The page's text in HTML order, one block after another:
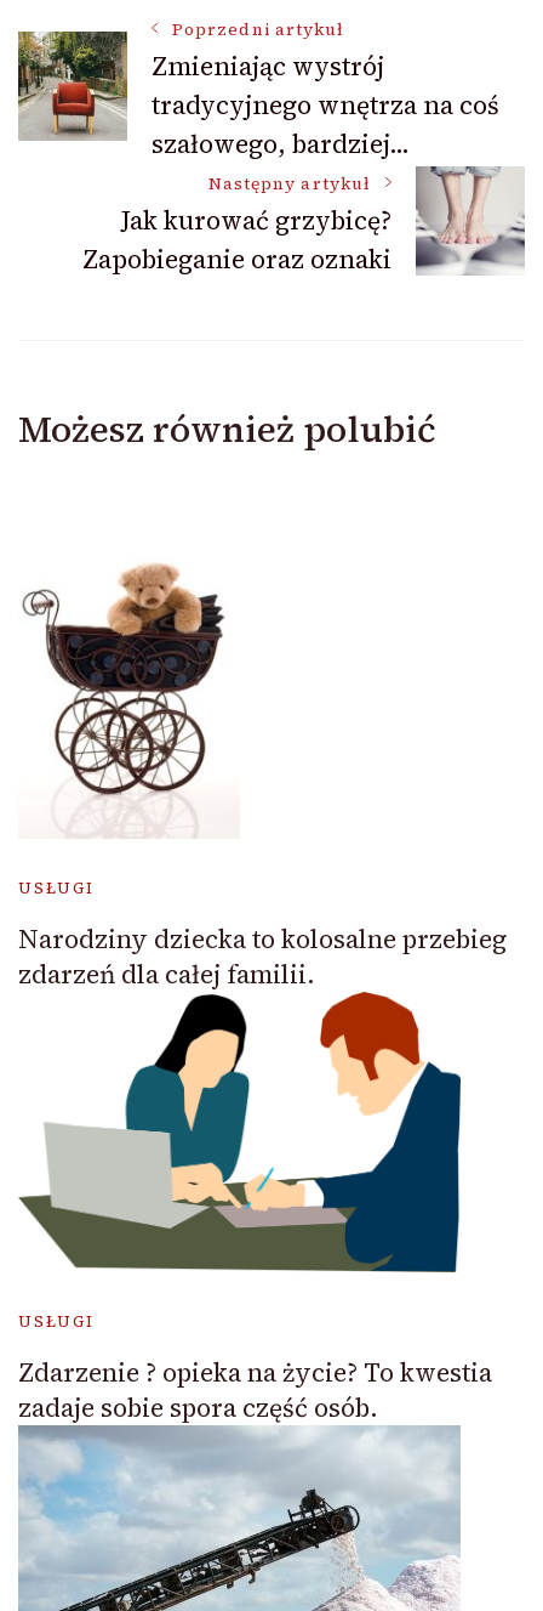
Nawigacja
wpisu
Poprzedni artykuł
Zmieniając wystrój
tradycyjnego wnętrza na coś
szałowego, bardziej…
Następny artykuł
Jak kurować grzybicę?
Zapobieganie oraz oznaki
Możesz również polubić
USŁUGI
Narodziny dziecka to kolosalne przebieg
zdarzeń dla całej familii.
USŁUGI
Zdarzenie ? opieka na życie? To kwestia
zadaje sobie spora część osób.